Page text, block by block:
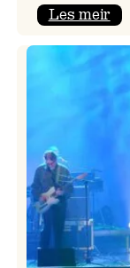
Les meir:
&